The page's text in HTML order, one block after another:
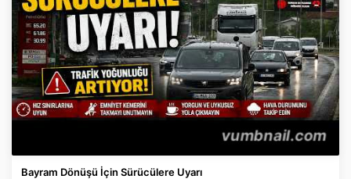
Bayram Dönüşü İçin Sürücülere Uyarı